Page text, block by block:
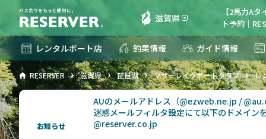
滋賀県
【2馬力A
ト予約｜
レンタルボート店 釣果情報 ガイド情報
RESERVER 滋賀県 琵琶湖 マザーレイクボートクラブ レ
お知らせ
AUのメールアドレス（@ezweb.ne.jp /
迷惑メールフィルタ設定にて以下のドメイン
@reserver.co.jp